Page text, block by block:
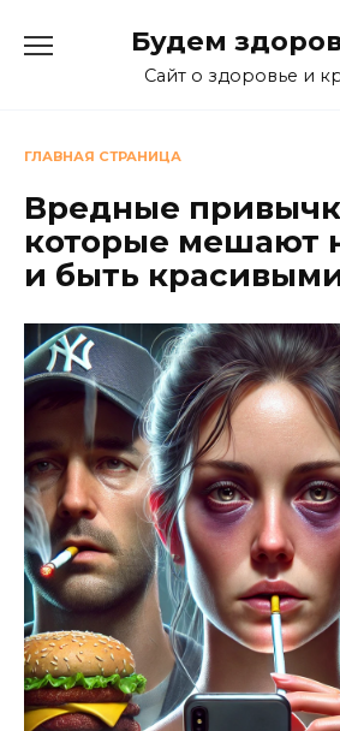
Будем
Сайт о здоровье и
ГЛАВНАЯ СТРАНИЦА
Вредные
которые мешают
и быть